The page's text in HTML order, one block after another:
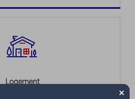
Logement
×